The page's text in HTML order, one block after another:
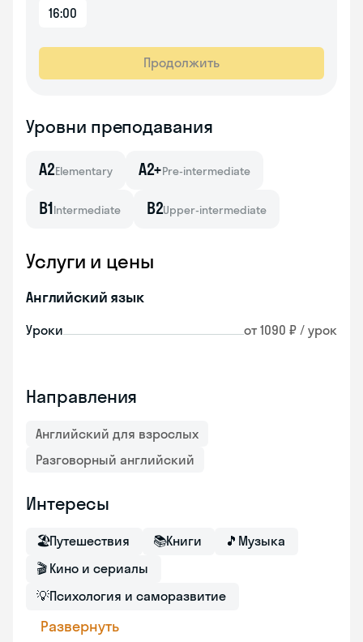
16:00
Продолжить
Уровни преподавания
A2Elementary A2+Pre-intermediate
B1Intermediate B2Upper-intermediate
Услуги и цены
Английский язык
Уроки от 1090 ₽ / урок
Направления
Английский для взрослых
Разговорный английский
Интересы
🏖Путешествия 📚Книги 🎵 Музыка
🎬 Кино и сериалы
💡Психология и саморазвитие
Развернуть